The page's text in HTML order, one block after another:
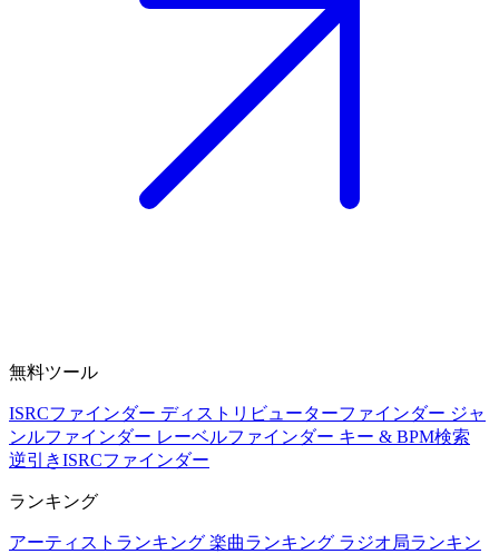
無料ツール
ISRCファインダー ディストリビューターファインダー ジャ
ンルファインダー レーベルファインダー キー & BPM検索
逆引きISRCファインダー
ランキング
アーティストランキング 楽曲ランキング ラジオ局ランキン